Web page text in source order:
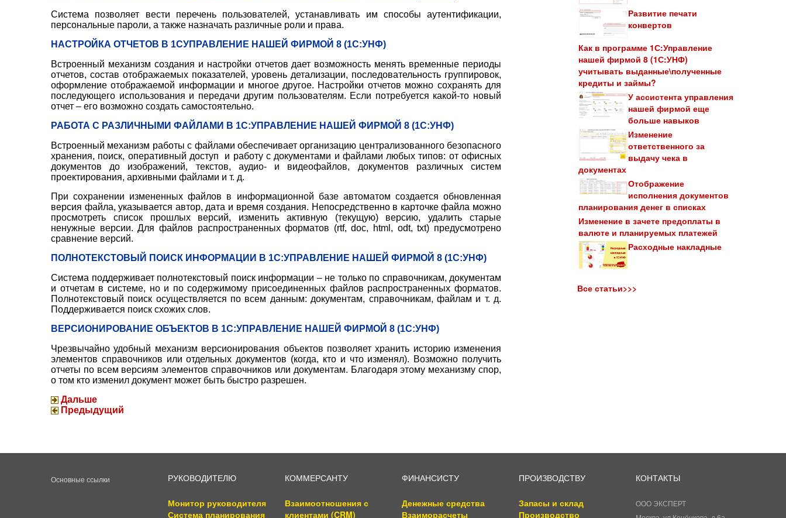
Система позволяет вести перечень пользователей, устанавливать им способы аутентификации,
персональные пароли, а также назначать различные роли и права.
НАСТРОЙКА ОТЧЕТОВ В 1СУПРАВЛЕНИЕ НАШЕЙ ФИРМОЙ 8 (1С:УНФ)
Встроенный механизм создания и настройки отчетов дает возможность менять временные периоды
отчетов, состав отображаемых показателей, уровень детализации, последовательность группировок,
оформление отображаемой информации и многое другое. Настройки отчетов можно сохранять для
последующего использования и передачи другим пользователям. Если потребуется какой-то новый
отчет – его возможно создать самостоятельно.
РАБОТА С РАЗЛИЧНЫМИ ФАЙЛАМИ В 1С:УПРАВЛЕНИЕ НАШЕЙ ФИРМОЙ 8 (1С:УНФ)
Встроенный механизм работы с файлами обеспечивает организацию централизованного безопасного
хранения, поиск, оперативный доступ и работу с документами и файлами любых типов: от офисных
документов до изображений, текстов, аудио- и видеофайлов, документов различных систем
проектирования, архивными файлами и т. д.
При сохранении измененных файлов в информационной базе автоматом создается обновленная
версия файла, указывается автор, дата и время создания. Непосредственно в карточке файла можно
просмотреть список прошлых версий, изменить активную (текущую) версию,удалить старые
ненужные версии. Для файлов распространенных форматов (rtf,doc, html , odt, txt) предусмотрено
сравнение версий.
ПОЛНОТЕКСТОВЫЙ ПОИСК ИНФОРМАЦИИ В 1С:УПРАВЛЕНИЕ НАШЕЙ ФИРМОЙ 8 (1С:УНФ)
Система поддерживает полнотекстовый поиск информации – не только по справочникам, документам
и отчетам в системе, но и по содержимому присоединенных файлов распространенных форматов.
Полнотекстовый поиск осуществляется по всем данным: документам, справочникам, файлам и т. д.
Поддерживается поиск схожих слов.
ВЕРСИОНИРОВАНИЕ ОБЪЕКТОВ В 1С:УПРАВЛЕНИЕ НАШЕЙ ФИРМОЙ 8 (1С:УНФ)
Чрезвычайно удобный механизм версионирования объектов позволяет хранить историю изменения
элементов справочников или отдельных документов (когда, кто и что изменял). Возможно получить
отчеты по всем версиям элементов справочников или документам. Благодаря этому механизму спор,
о том кто изменил документ может быть быстро разрешен.
Дальше
Предыдущий
Развитие печати
конвертов
Как в программе 1С:Управление
нашей фирмой 8 (1С:УНФ)
учитывать выданные\полученные
кредиты и займы?
У ассистента управления
нашей фирмой еще
больше навыков
Изменение
ответственного за
выдачу чека в
документах
Отображение
исполнения документов
планирования денег в списках
Изменение в зачете предоплаты в
валюте и планируемых платежей
Расходные накладные
Все статьи>>>
Основные ссылки РУКОВОДИТЕЛЮ
Монитор руководителя
Система планирования
КОММЕРСАНТУ
Взаимоотношения с
клиентами (CRM)
ФИНАНСИСТУ
Денежные средства
Взаиморасчеты
ПРОИЗВОДСТВУ
Запасы и склад
Производство
КОНТАКТЫ
ООО ЭКСПЕРТ